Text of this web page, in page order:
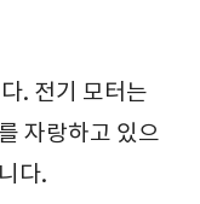
. 전기 모터는
자랑하고 있으
다.